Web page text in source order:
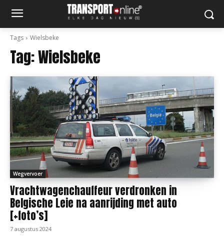
Tags Wielsbeke
Tag:Wielsbeke
Wegvervoer
Vrachtwagenchauffeur verdronken in
Belgische Leie na aanrijding met auto
[+foto’s]
7 augustus 2024